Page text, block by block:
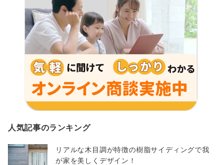
人気記事のランキング
リアルな木目調が特徴の樹脂サイディングで我
が家を美しくデザイン！